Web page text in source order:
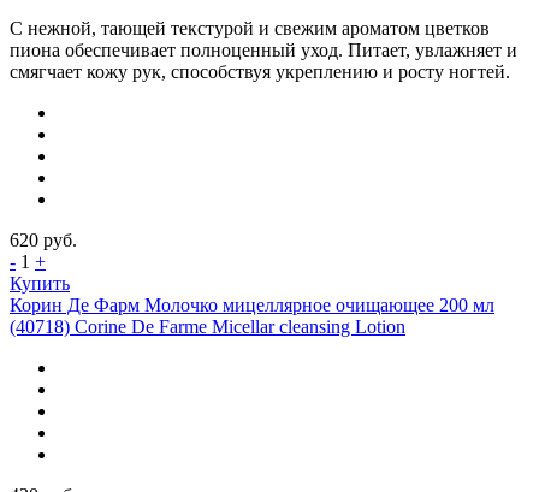
С нежной, тающей текстурой и свежим ароматом цветков
пиона обеспечивает полноценный уход. Питает, увлажняет и
смягчает кожу рук, способствуя укреплению и росту ногтей.
620 руб.
- 1 +
Купить
Корин Де Фарм Молочко мицеллярное очищающее 200 мл
(40718) Corine De Farme Micellar cleansing Lotion